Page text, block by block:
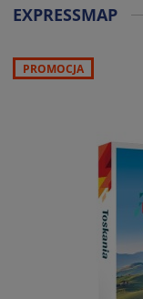
EXPRESSMAP
PROMOCJA